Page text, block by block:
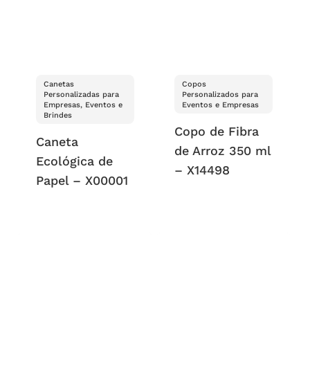
Canetas
Personalizadas para
Empresas, Eventos e
Brindes
Caneta
Ecológica de
Papel – X00001
Copos
Personalizados para
Eventos e Empresas
Copo de Fibra
de Arroz 350 ml
– X14498